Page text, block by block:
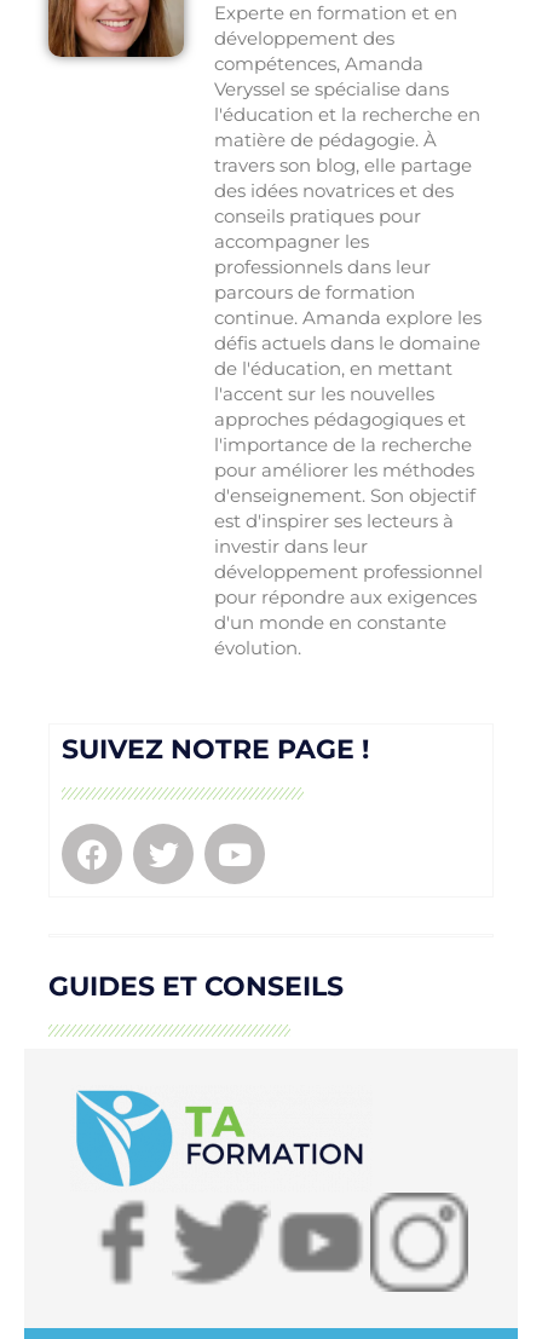
Experte en formation et en
développement des
compétences, Amanda
Veryssel se spécialise dans
l'éducation et la recherche en
matière de pédagogie. À
travers son blog, elle partage
des idées novatrices et des
conseils pratiques pour
accompagner les
professionnels dans leur
parcours de formation
continue. Amanda explore les
défis actuels dans le domaine
de l'éducation, en mettant
l'accent sur les nouvelles
approches pédagogiques et
l'importance de la recherche
pour améliorer les méthodes
d'enseignement. Son objectif
est d'inspirer ses lecteurs à
investir dans leur
développement professionnel
pour répondre aux exigences
d'un monde en constante
évolution.
SUIVEZ NOTRE PAGE !
GUIDES ET CONSEILS